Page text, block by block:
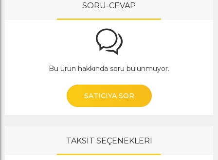
SORU-CEVAP
Bu ürün hakkında soru bulunmuyor.
SATICIYA SOR
TAKSİT SEÇENEKLERİ